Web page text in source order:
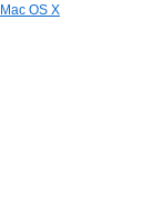
Mac OS X